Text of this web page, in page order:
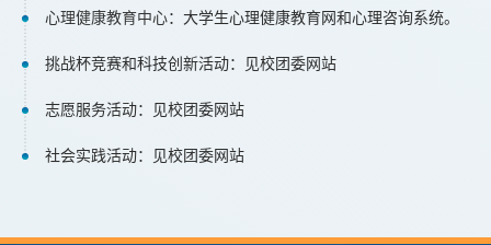
心理健康教育中心：大学生心理健康教育网和心理咨询系统。
挑战杯竞赛和科技创新活动：见校团委网站
志愿服务活动：见校团委网站
社会实践活动：见校团委网站